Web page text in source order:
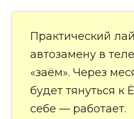
Практический
автозамену в
«заём». Через
будет тянуться к
себе — работает.